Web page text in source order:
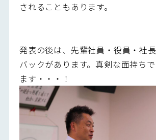
されることもあります。
発表の後は、先輩社員・役員・社
バックがあります。真剣な面持ち
ます・・・！